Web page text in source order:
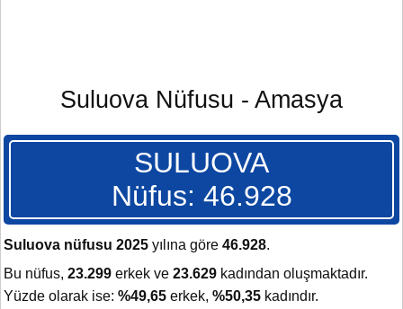
Suluova Nüfusu - Amasya
SULUOVA
Nüfus: 46.928
Suluova nüfusu 2025 yılına göre 46.928.
Bu nüfus, 23.299 erkek ve 23.629 kadından oluşmaktadır.
Yüzde olarak ise: %49,65 erkek, %50,35 kadındır.